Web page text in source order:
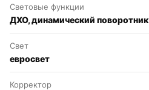
Световые функции
ДХО, динамический поворотник
Свет
евросвет
Корректор